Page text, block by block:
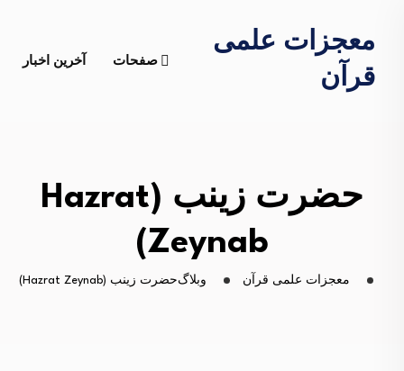
معجزات علمی
قرآن
صفحات آخرین اخبار
حضرت زینب (Hazrat
Zeynab)
معجزات علمی قرآن وبلاگحضرت زینب (Hazrat Zeynab)